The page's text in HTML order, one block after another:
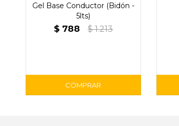
Gel Base Conductor (Bidón -
5lts)
$ 788 $ 1.213